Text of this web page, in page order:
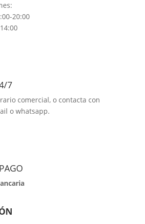
20:00
7
comercial, o contacta con
o whatsapp.